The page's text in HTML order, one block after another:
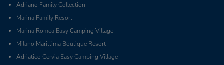
Adriano Family Collection
Marina Family Resort
Marina Romea Easy Camping Village
Milano Marittima Boutique Resort
Adriatico Cervia Easy Camping Village